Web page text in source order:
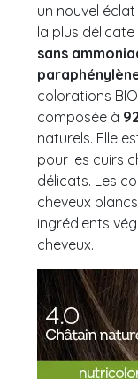
un nouvel
la plus
sans
colorations
composée à
naturels. Elle
pour les cuirs
délicats. Les
cheveux
ingrédients
cheveux.